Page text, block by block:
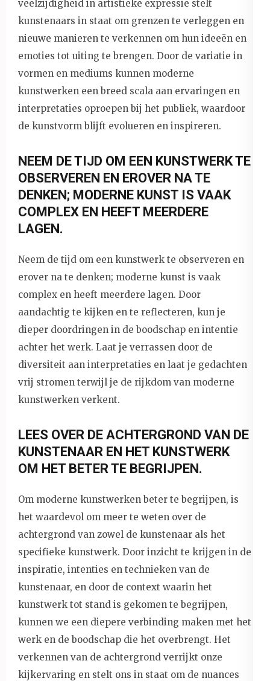
veelzijdigheid in artistieke expressie stelt
kunstenaars in staat om grenzen te verleggen en
nieuwe manieren te verkennen om hun ideeën en
emoties tot uiting te brengen. Door de variatie in
vormen en mediums kunnen moderne
kunstwerken een breed scala aan ervaringen en
interpretaties oproepen bij het publiek, waardoor
de kunstvorm blijft evolueren en inspireren.
NEEM DE TIJD OM EEN KUNSTWERK TE
OBSERVEREN EN EROVER NA TE
DENKEN; MODERNE KUNST IS VAAK
COMPLEX EN HEEFT MEERDERE
LAGEN.
Neem de tijd om een kunstwerk te observeren en
erover na te denken; moderne kunst is vaak
complex en heeft meerdere lagen. Door
aandachtig te kijken en te reflecteren, kun je
dieper doordringen in de boodschap en intentie
achter het werk. Laat je verrassen door de
diversiteit aan interpretaties en laat je gedachten
vrij stromen terwijl je de rijkdom van moderne
kunstwerken verkent.
LEES OVER DE ACHTERGROND VAN DE
KUNSTENAAR EN HET KUNSTWERK
OM HET BETER TE BEGRIJPEN.
Om moderne kunstwerken beter te begrijpen, is
het waardevol om meer te weten over de
achtergrond van zowel de kunstenaar als het
specifieke kunstwerk. Door inzicht te krijgen in de
inspiratie, intenties en technieken van de
kunstenaar, en door de context waarin het
kunstwerk tot stand is gekomen te begrijpen,
kunnen we een diepere verbinding maken met het
werk en de boodschap die het overbrengt. Het
verkennen van de achtergrond verrijkt onze
kijkervaring en stelt ons in staat om de nuances